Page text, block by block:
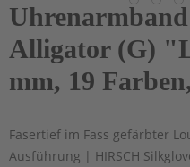
Alligator (G)
mm, 19
Fasertief im Fass gefärbter
Ausführung | HIRSCH